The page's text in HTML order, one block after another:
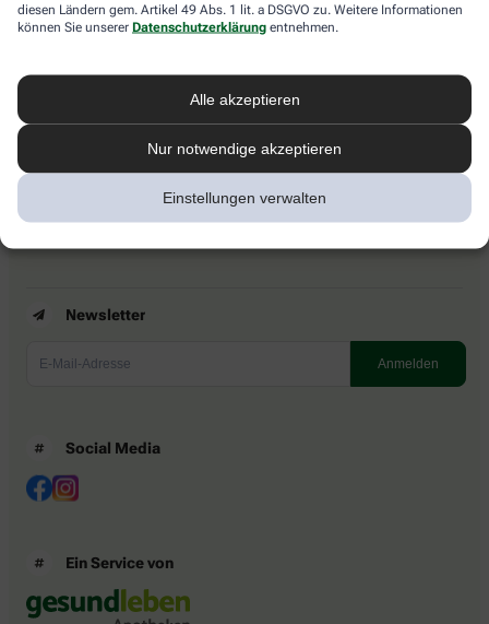
diesen Ländern gem. Artikel 49 Abs. 1 lit. a DSGVO zu. Weitere Informationen
können Sie unserer Datenschutzerklärung entnehmen.
Alle akzeptieren
Nur notwendige akzeptieren
Einstellungen verwalten
apotheke.com Informationen
Newsletter
Barrierefreiheitserklärung
Newsletter
Social Media
Ein Service von